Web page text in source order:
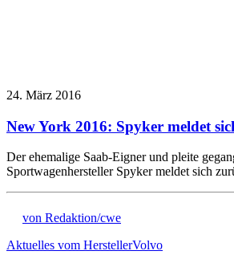
24. März 2016
New York 2016: Spyker meldet
Der ehemalige Saab-Eigner und pleite
Sportwagenhersteller Spyker meldet sich
von Redaktion/cwe
Aktuelles vom HerstellerVolvo